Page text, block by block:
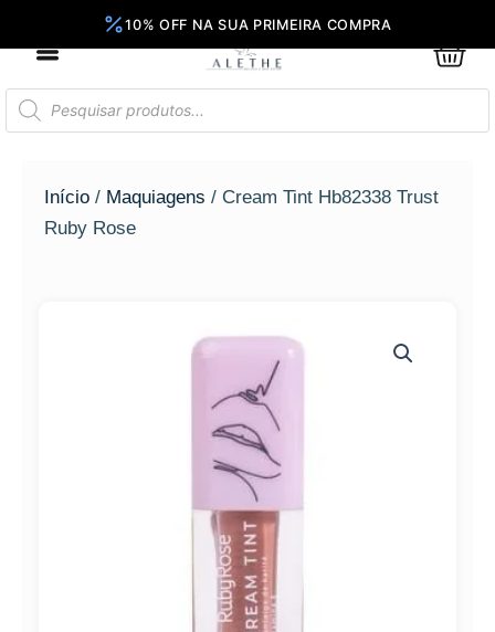
conteúdo
Pesquisar
produtos
Início / Maquiagens / Cream Tint Hb82338 Trust
Ruby Rose